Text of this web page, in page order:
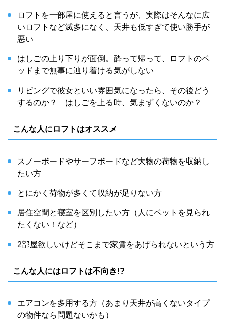
ロフトを一部屋に使えると言うが、実際はそんなに広
いロフトなど滅多になく、天井も低すぎて使い勝手が
悪い
はしごの上り下りが面倒。酔って帰って、ロフトのベ
ッドまで無事に辿り着ける気がしない
リビングで彼女といい雰囲気になったら、その後どう
するのか？ はしごを上る時、気まずくないのか？
こんな人にロフトはオススメ
スノーボードやサーフボードなど大物の荷物を収納し
たい方
とにかく荷物が多くて収納が足りない方
居住空間と寝室を区別したい方（人にベットを見られ
たくない！など）
2部屋欲しいけどそこまで家賃をあげられないという方
こんな人にはロフトは不向き!?
エアコンを多用する方（あまり天井が高くないタイプ
の物件なら問題ないかも）